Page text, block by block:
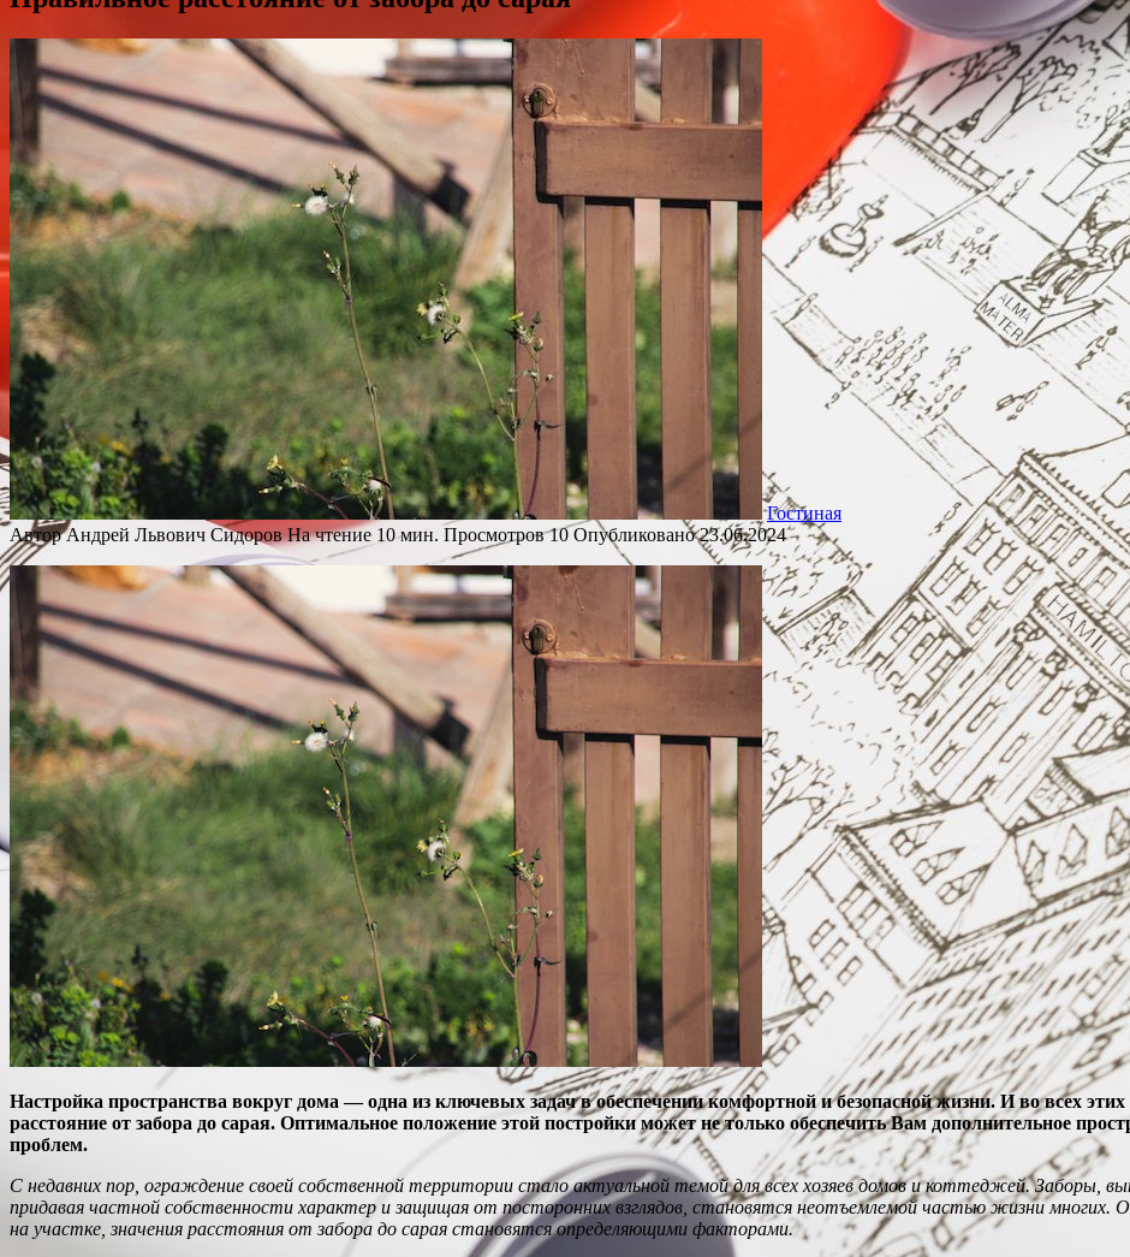
Гостиная
АвторАндрей Львович Сидоров На чтение 10 мин. Просмотров 10 Опубликовано 23.06.2024
Настройка пространства вокруг дома — одна из ключевых задач в обеспечении комфортной и безопасной жизни. И во всех
расстояние от забора до сарая. Оптимальное положение этой постройки может не только обеспечить Вам дополнительное
проблем.
С недавних пор, ограждение своей собственной территории стало актуальной темой для всех хозяев домов и коттеджей. Заборы,
придавая частной собственности характер и защищая от посторонних взглядов, становятся неотъемлемой частью жизни многих.
на участке, значения расстояния от забора до сарая становятся определяющими факторами.